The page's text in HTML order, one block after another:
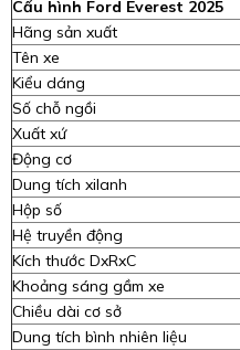
Cấu hình Ford Everest 2025
Hãng sản xuất
Tên xe
Kiểu dáng
Số chỗ ngồi
Xuất xứ
Động cơ
Dung tích xilanh
Hộp số
Hệ truyền động
Kích thước DxRxC
Khoảng sáng gầm xe
Chiều dài cơ sở
Dung tích bình nhiên liệu